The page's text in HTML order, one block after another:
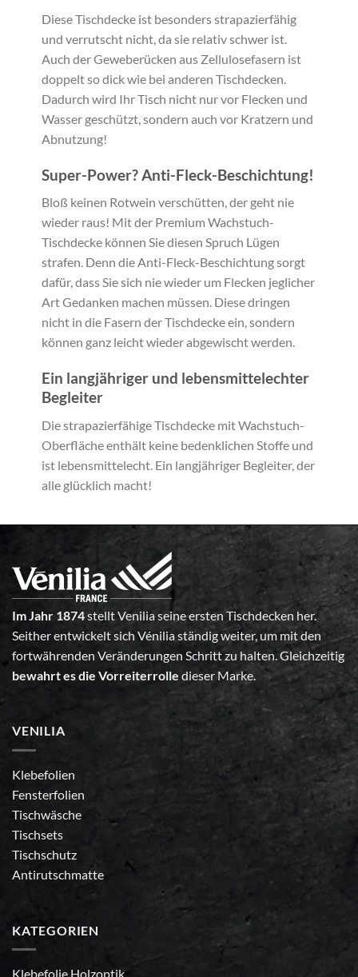
Diese Tischdecke ist besonders strapazierfähig
und verrutscht nicht, da sie relativ schwer ist.
Auch der Geweberücken aus Zellulosefasern ist
doppelt so dick wie bei anderen Tischdecken.
Dadurch wird Ihr Tisch nicht nur vor Flecken und
Wasser geschützt, sondern auch vor Kratzern und
Abnutzung!
Super-Power? Anti-Fleck-Beschichtung!
Bloß keinen Rotwein verschütten, der geht nie
wieder raus! Mit der Premium Wachstuch-
Tischdecke können Sie diesen Spruch Lügen
strafen. Denn die Anti-Fleck-Beschichtung sorgt
dafür, dass Sie sich nie wieder um Flecken jeglicher
Art Gedanken machen müssen. Diese dringen
nicht in die Fasern der Tischdecke ein, sondern
können ganz leicht wieder abgewischt werden.
Ein langjähriger und lebensmittelechter
Begleiter
Die strapazierfähige Tischdecke mit Wachstuch-
Oberfläche enthält keine bedenklichen Stoffe und
ist lebensmittelecht. Ein langjähriger Begleiter, der
alle glücklich macht!
Im Jahr 1874stellt Venilia seine ersten Tischdecken her.
Seither entwickelt sich Vénilia ständig weiter, um mit den
fortwährenden Veränderungen Schritt zu halten. Gleichzeitig
bewahrt es die Vorreiterrolle dieser Marke.
VENILIA
Klebefolien
Fensterfolien
Tischwäsche
Tischsets
Tischschutz
Antirutschmatte
KATEGORIEN
Klebefolie Holzoptik